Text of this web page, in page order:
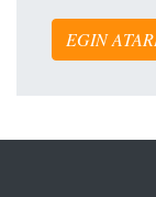
EGIN